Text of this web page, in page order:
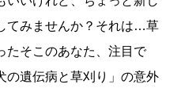
てみませんか？それは…草
たそこのあなた、注目で
の遺伝病と草刈り」の意外